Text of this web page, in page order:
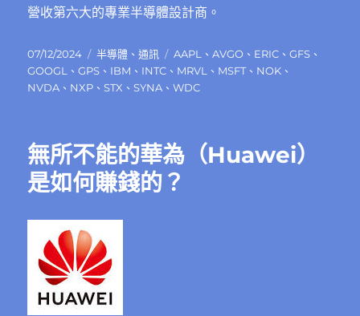
營收第六大的專業半導體設計商。
發
佈
日
07/12/2024
分
類
半導體 、通訊
標
籤
AAPL 、AVGO 、 ERIC 、GFS 、
GOOGL
、GPS 、 IBM 、 INTC 、 MRVL 、 MSFT、 NOK 、
NVDA 、 NXP 、STX 、SYNA 、WDC
無所不能的華為（Huawei）
是如何賺錢的？